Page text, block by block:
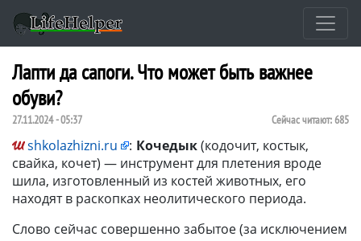
Лапти да сапоги. Что может быть важнее
обуви?
27.11.2024 - 05:37 Сейчас читают:685
shkolazhizni.ru : Кочедык(кодочит, костык,
свайка, кочет) — инструмент для плетения вроде
шила, изготовленный из костей животных, его
находят в раскопках неолитического периода.
Слово сейчас совершенно забытое (за исключением